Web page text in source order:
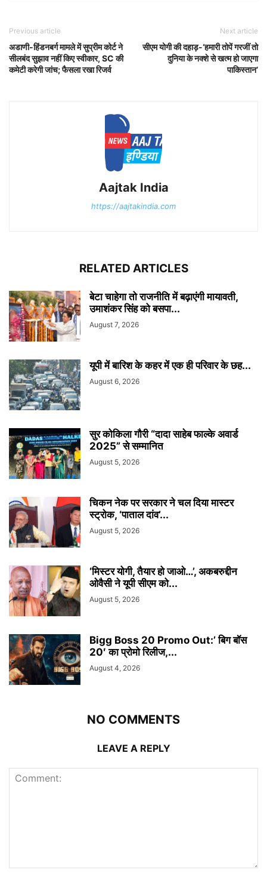
Previous article
अडाणी-हिंडनबर्ग मामले में सुप्रीम कोर्ट ने
सीलबंद सुझाव नहीं किए स्वीकार, SC की
कमेटी करेगी जांच; फैसला रखा रिजर्व
Next article
सीएम योगी की दहाड़-‘हमारी तोपें गरजीं तो
दुनिया के नक्शे से खत्म हो जाएगा
पाकिस्तान’
Aajtak India
https://aajtakindia.com
RELATED ARTICLES
बेटा चाहेगा तो राजनीति में बढ़ाएंगी मायावती,
उमाशंकर सिंह को बसपा...
August 7, 2026
यूपी में बारिश के कहर में एक ही परिवार के छह...
August 6, 2026
सुर कोकिला गौरी “दादा साहेब फाल्के अवार्ड
2025” से सम्मानित
August 5, 2026
चिकन नेक पर सरकार ने चल दिया मास्टर
स्ट्रोक, ‘पाताल दांव’...
August 5, 2026
‘मिस्टर योगी, तैयार हो जाओ…’, अकबरुद्दीन
ओवैसी ने यूपी सीएम को...
August 5, 2026
Bigg Boss 20 Promo Out:’ बिग बॉस
20′ का प्रोमो रिलीज,...
August 4, 2026
NO COMMENTS
LEAVE A REPLY